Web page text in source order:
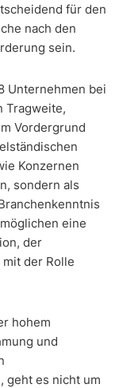
für den
nach den
sein.
Unternehmen bei
Tragweite,
Vordergrund
Konzernen
sondern als
eine
der
der Rolle
hohem
und
geht es nicht um